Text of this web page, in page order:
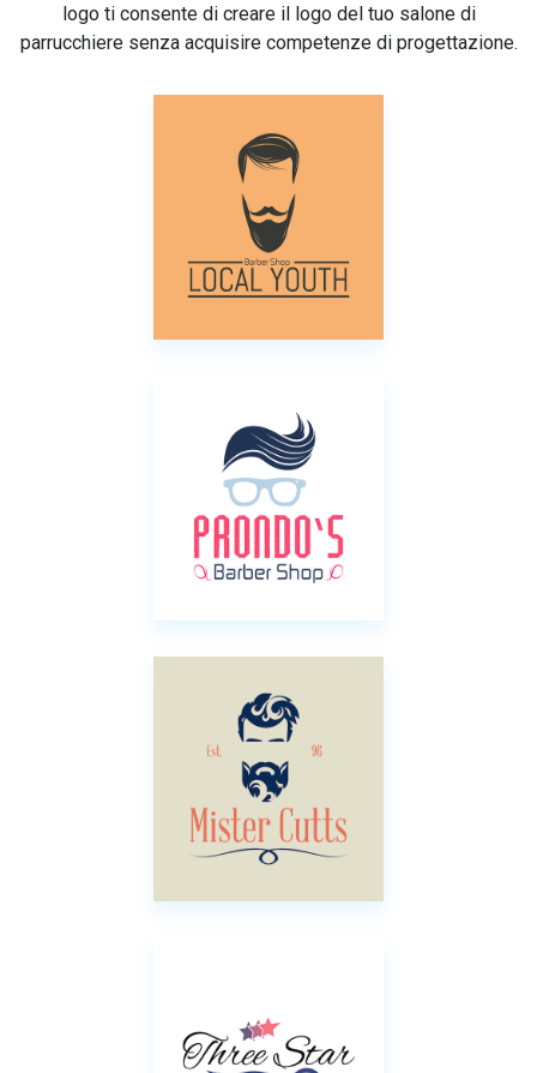
logo ti consente di creare il logo del tuo salone di
parrucchiere senza acquisire competenze di progettazione.